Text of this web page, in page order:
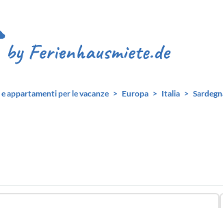
e appartamenti per le vacanze Europa Italia